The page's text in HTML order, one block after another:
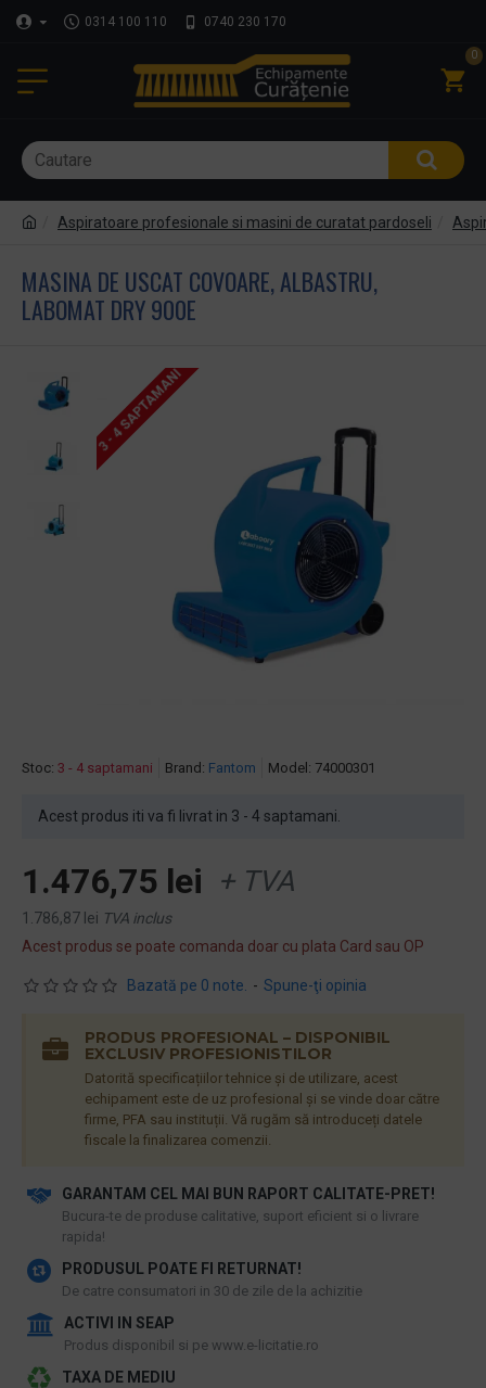
0314 100 110 0740 230 170
0
Aspiratoare profesionale si masini de curatat pardoseli
MASINA DE USCAT COVOARE, ALBASTRU,
LABOMAT DRY 900E
3 - 4 SAPTAMANI
Stoc: 3 - 4 saptamani Brand: Fantom Model: 74000301
Acest produs iti va fi livrat in 3 - 4 saptamani.
Bazată pe 0 note. - Spune-ţi opinia
1.476,75 lei + TVA
1.786,87 lei TVA inclus
Acest produs se poate comanda doar cu plata Card sau OP
GARANTAM CEL MAI BUN RAPORT CALITATE-PRET!
​Bucura-te de produse calitative, suport eficient si o livrare
rapida!
PRODUSUL POATE FI RETURNAT!
De catre consumatori in 30 de zile de la achizitie
ACTIVI IN SEAP
Produs disponibil si pe www.e-licitatie.ro
PRODUS PROFESIONAL – DISPONIBIL
EXCLUSIV PROFESIONISTILOR
Datorită specificațiilor tehnice și de utilizare, acest
echipament este de uz profesional și se vinde doar către
firme, PFA sau instituții. Vă rugăm să introduceți datele
fiscale la finalizarea comenzii.
TAXA DE MEDIU